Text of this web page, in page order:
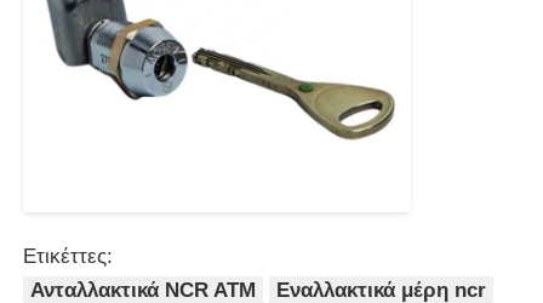
Ετικέττες:
Ανταλλακτικά NCR ATM
Εναλλακτικά μέρη ncr